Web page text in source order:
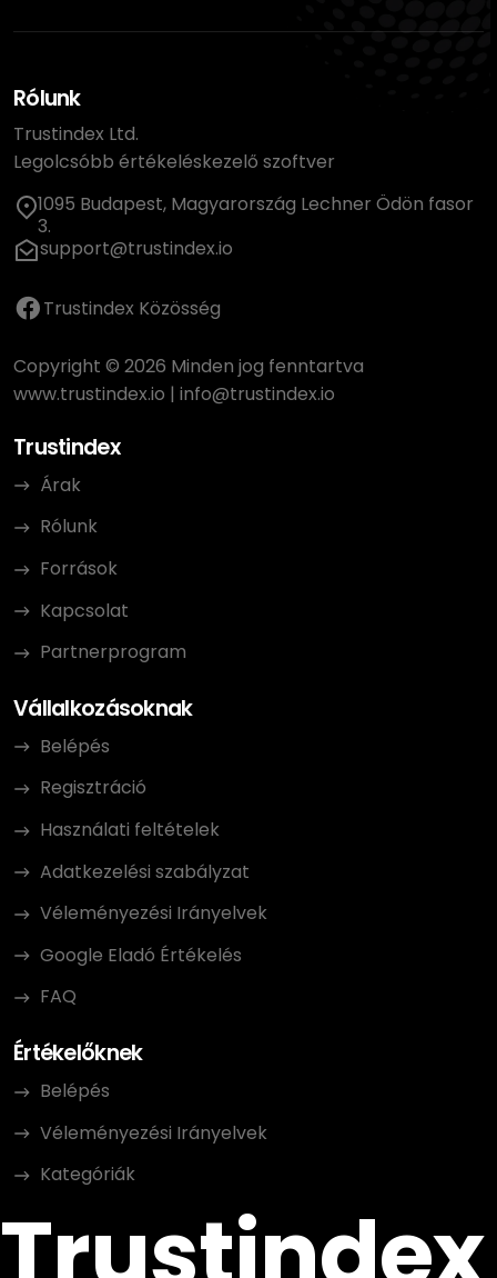
Rólunk
Trustindex Ltd.
Legolcsóbb értékeléskezelő szoftver
1095 Budapest, Magyarország Lechner Ödön fasor
3.
support@trustindex.io
Trustindex Közösség
Copyright © 2026 Minden jog fenntartva
www.trustindex.io | info@trustindex.io
Trustindex
Árak
Rólunk
Források
Kapcsolat
Partnerprogram
Vállalkozásoknak
Belépés
Regisztráció
Használati feltételek
Adatkezelési szabályzat
Véleményezési Irányelvek
Google Eladó Értékelés
FAQ
Értékelőknek
Belépés
Véleményezési Irányelvek
Kategóriák